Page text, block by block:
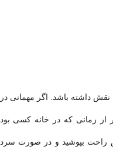
داشته باشد. اگر مهمانی در
زمانی که در خانه کسی بود
راحت بپوشید و در صورت سرد